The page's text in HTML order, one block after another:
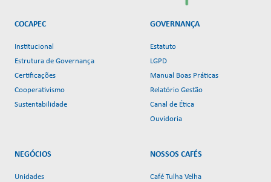
COCAPEC
Institucional
Estrutura de Governança
Certificações
Cooperativismo
Sustentabilidade
GOVERNANÇA
Estatuto
LGPD
Manual Boas Práticas
Relatório Gestão
Canal de Ética
Ouvidoria
NEGÓCIOS
Unidades
NOSSOS CAFÉS
Café Tulha Velha